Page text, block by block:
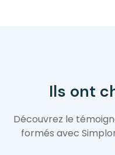
Ils ont
Découvrez le
formés avec